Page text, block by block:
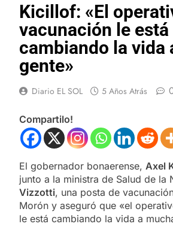
Kicillof: «El
vacunación le está
cambiando la vida
gente»
Diario EL SOL 5 Años Atrás
Compartilo!
El gobernador bonaerense, Axel
junto a la ministra de Salud de la
Vizzotti, una posta de
Morón y aseguró que «el
le está cambiando la vida a